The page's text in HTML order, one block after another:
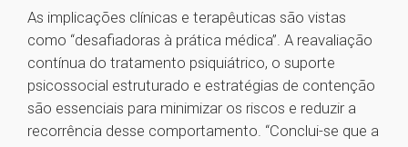
As implicações clínicas e terapêuticas são vistas
como “desafiadoras à prática médica”. A reavaliação
contínua do tratamento psiquiátrico, o suporte
psicossocial estruturado e estratégias de contenção
são essenciais para minimizar os riscos e reduzir a
recorrência desse comportamento. “Conclui-se que a